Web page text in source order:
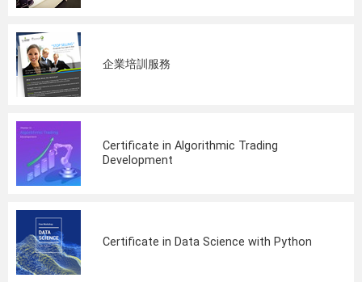
企業培訓服務
Certificate in Algorithmic Trading
Development
Certificate in Data Science with Python